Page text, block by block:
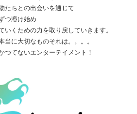
たちとの出会いを通じて
つ溶け始め
くための力を取り戻していきます。
に大切なものそれは。。。。
てないエンターテイメント！